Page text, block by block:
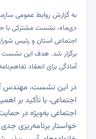
دی‌ماه، نشست مشترکی با
اجتماعی استان و رئیس
برگزار شد. هدف این
آمادگی برای انعقاد
در این نشست، مهندس
اجتماعی، با تأکید بر
اجتماعی به‌ویژه در
خواستار برنامه‌ریزی